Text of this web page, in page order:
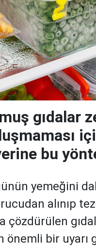
gıdalar
bu
yemeğini
alınıp
çözdürülen
önemli bir uyarı